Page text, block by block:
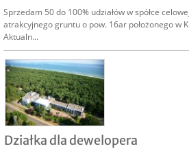
Sprzedam 50 do 100% udziałów w spółce
atrakcyjnego gruntu o pow. 16ar położonego w
Aktualn...
Działka dla dewelopera